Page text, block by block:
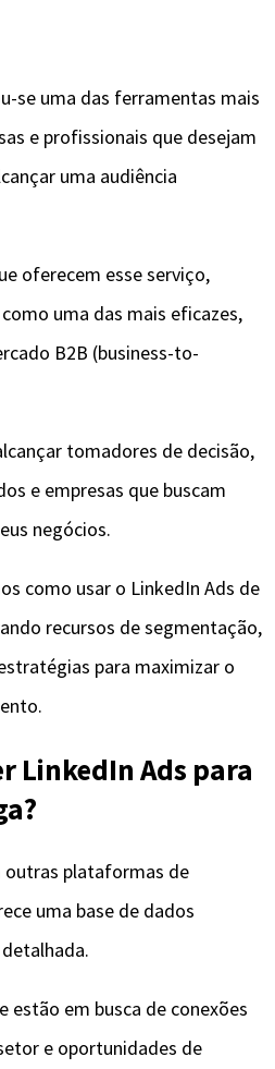
se uma das ferramentas mais
e profissionais que desejam
uma audiência
oferecem esse serviço,
uma das mais eficazes,
B2B (business-to-
tomadores de decisão,
e empresas que buscam
negócios.
como usar o LinkedIn Ads de
recursos de segmentação,
para maximizar o
LinkedIn Ads para
outras plataformas de
uma base de dados
estão em busca de conexões
e oportunidades de